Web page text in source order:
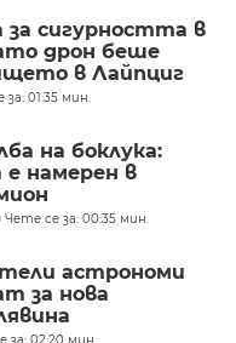
за сигурността в
дрон беше
в Лайпциг
за: 01:35 мин.
на боклука:
намерен в
Чете се за: 00:35 мин.
астрономи
за нова